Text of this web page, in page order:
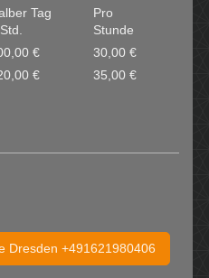
Tag
Pro
Stunde
€
30,00 €
€ 35,00 €
Dresden +491621980406